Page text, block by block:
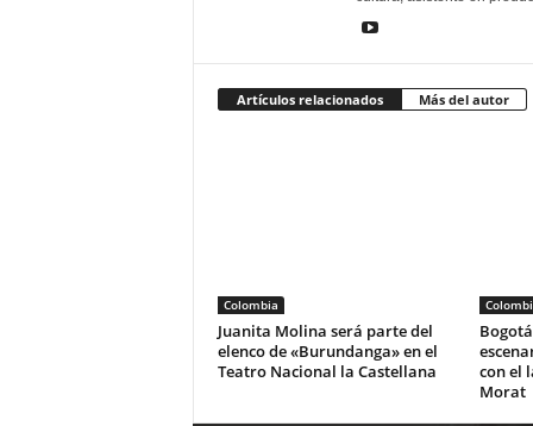
Artículos relacionados Más del autor
Colombia
Juanita Molina será parte del
elenco de «Burundanga» en el
Teatro Nacional la Castellana
con el
Morat